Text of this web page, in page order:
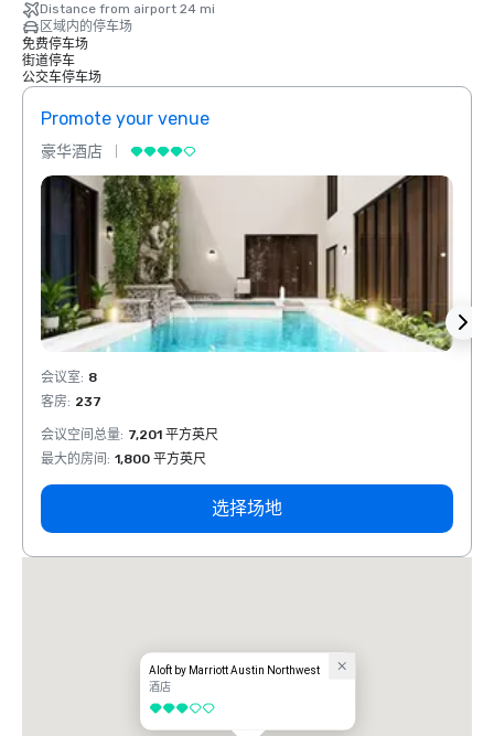
Distance from airport 24 mi
区域内的停车场
免费停车场
街道停车
公交车停车场
Promote your venue
豪华酒店
会议室: 8
客房: 237
会议空间总量: 7,201 平方英尺
最大的房间 : 1,800 平方英尺
选择场地
Aloft by Marriott Austin Northwest
酒店
3/5